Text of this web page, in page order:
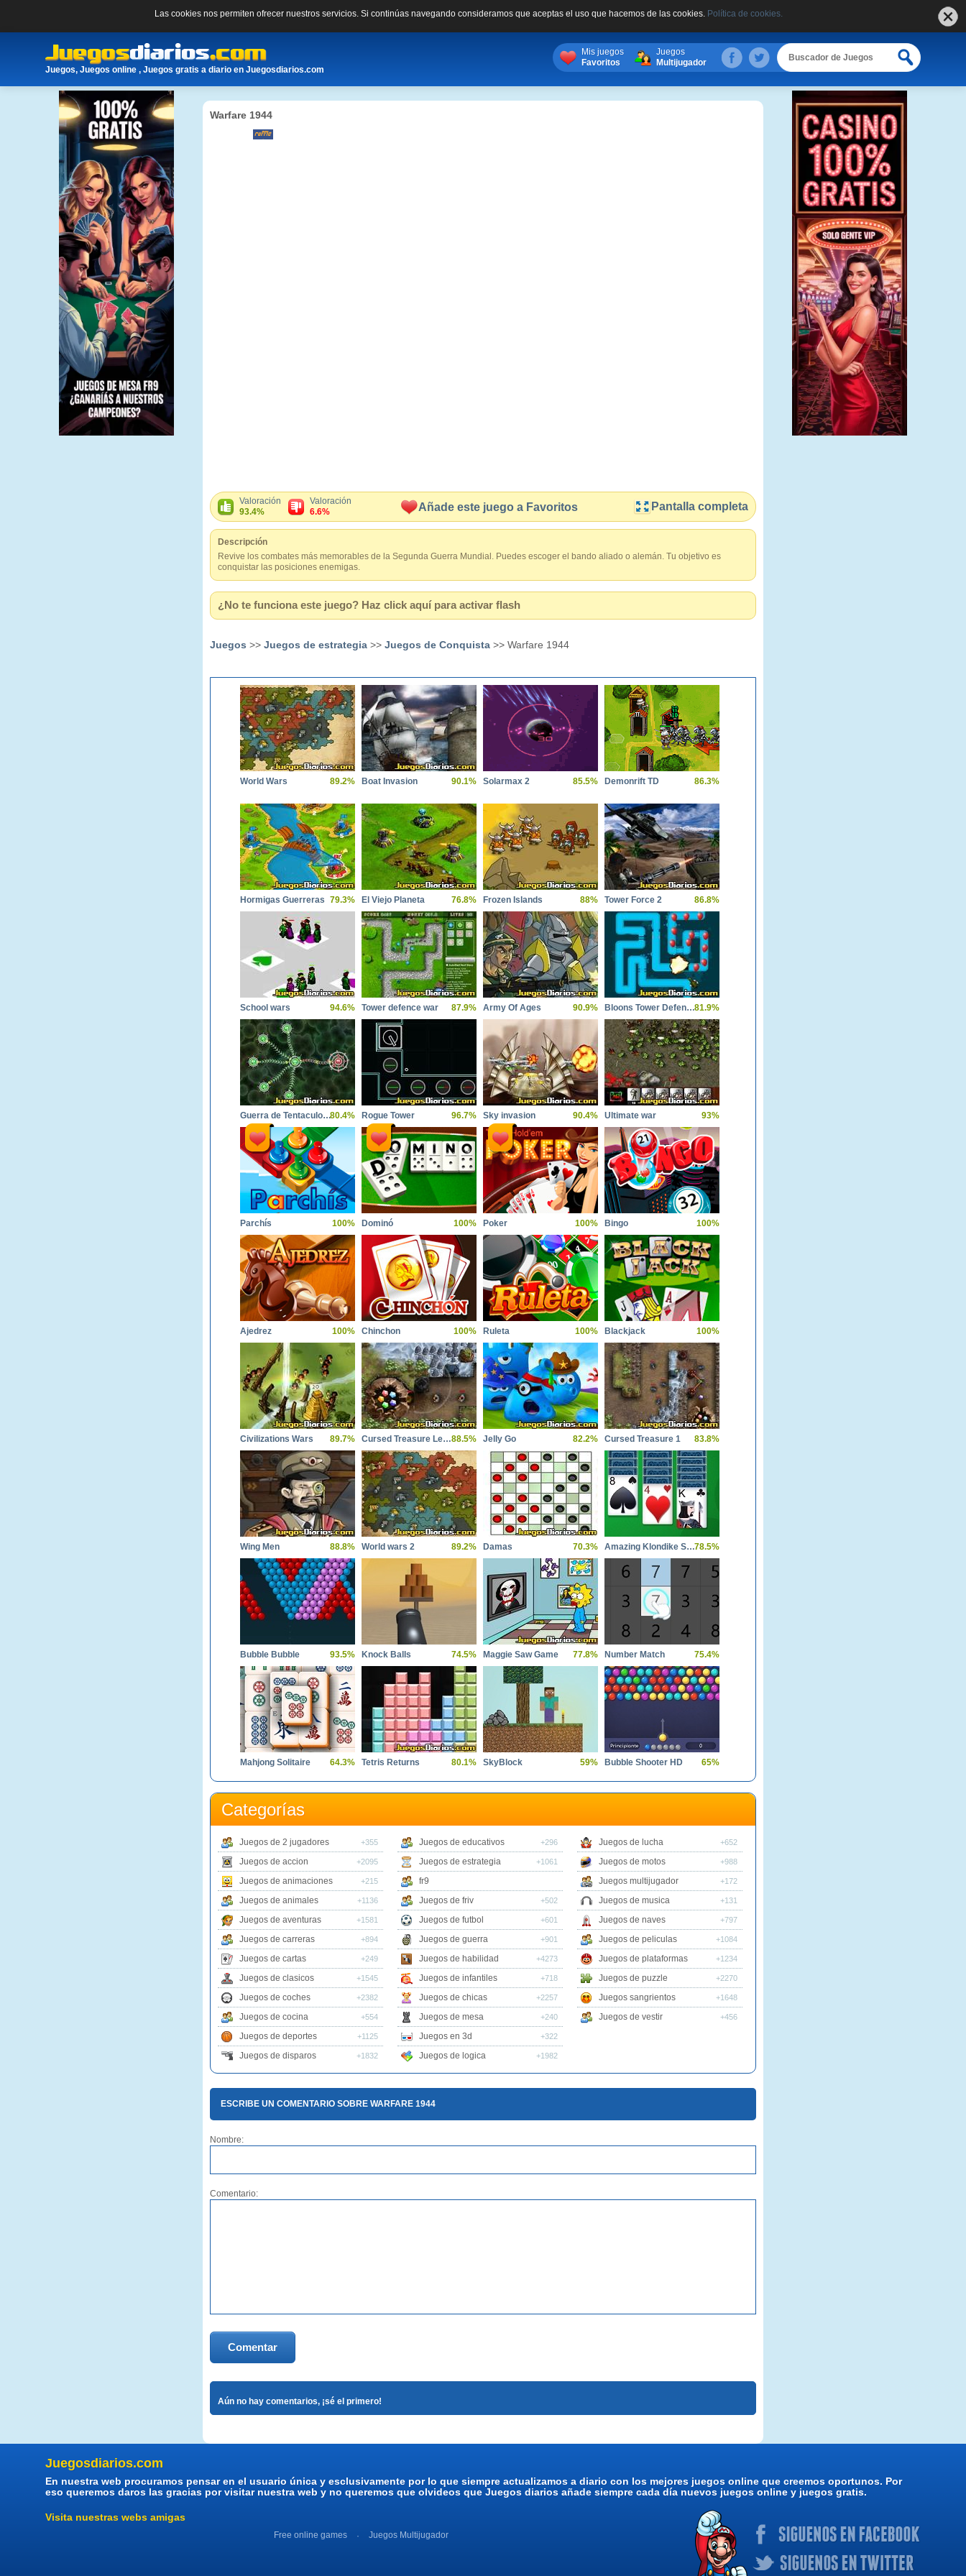
Las cookies nos permiten ofrecer nuestros servicios. Si continúas navegando consideramos que aceptas el uso que hacemos de las cookies. Política de cookies.
Juegos, Juegos online , Juegos gratis a diario en Juegosdiarios.com
Mis juegos
Favoritos
Juegos
Multijugador
Warfare 1944
Valoración
93.4%
Valoración
6.6%
Añade este juego a Favoritos Pantalla completa
Descripción
Revive los combates más memorables de la Segunda Guerra Mundial. Puedes escoger el bando aliado o alemán. Tu objetivo es
conquistar las posiciones enemigas.
¿No te funciona este juego? Haz click aquí para activar flash
Juegos >> Juegos de estrategia >> Juegos de Conquista >> Warfare 1944
World Wars 89.2% Boat Invasion 90.1% Solarmax 2 85.5% Demonrift TD 86.3%
Hormigas Guerreras 79.3% El Viejo Planeta 76.8% Frozen Islands 88% Tower Force 2 86.8%
School wars 94.6% Tower defence war 87.9% Army Of Ages 90.9% Bloons Tower Defence 381.9%
Guerra de Tentaculos 280.4% Rogue Tower 96.7% Sky invasion 90.4% Ultimate war 93%
Parchís 100% Dominó 100% Poker 100% Bingo 100%
Ajedrez 100% Chinchon 100% Ruleta 100% Blackjack 100%
Civilizations Wars 89.7% Cursed Treasure Level Pack88.5% Jelly Go 82.2% Cursed Treasure 1 83.8%
Wing Men 88.8% World wars 2 89.2% Damas 70.3% Amazing Klondike Solitaire78.5%
Bubble Bubble 93.5% Knock Balls 74.5% Maggie Saw Game 77.8% Number Match 75.4%
Mahjong Solitaire 64.3% Tetris Returns 80.1% SkyBlock 59% Bubble Shooter HD 65%
Categorías
Juegos de 2 jugadores +355
Juegos de accion +2095
Juegos de animaciones +215
Juegos de animales +1136
Juegos de aventuras +1581
Juegos de carreras +894
Juegos de cartas +249
Juegos de clasicos +1545
Juegos de coches +2382
Juegos de cocina +554
Juegos de deportes +1125
Juegos de disparos +1832
Juegos de educativos +296
Juegos de estrategia +1061
fr9
Juegos de friv
+502
Juegos de futbol +601
Juegos de guerra +901
Juegos de habilidad +4273
Juegos de infantiles +718
Juegos de chicas +2257
Juegos de mesa +240
Juegos en 3d +322
Juegos de logica +1982
Juegos de lucha +652
Juegos de motos +988
Juegos multijugador +172
Juegos de musica +131
Juegos de naves +797
Juegos de peliculas +1084
Juegos de plataformas +1234
Juegos de puzzle +2270
Juegos sangrientos +1648
Juegos de vestir +456
ESCRIBE UN COMENTARIO SOBRE WARFARE 1944
Nombre:
Comentario:
Comentar
Aún no hay comentarios, ¡sé el primero!
Juegosdiarios.com
En nuestra web procuramos pensar en el usuario única y esclusivamente por lo que siempre actualizamos a diario con los mejores juegos online que creemos oportunos. Por
eso queremos daros las gracias por visitar nuestra web y no queremos que olvideos que Juegos diarios añade siempre cada día nuevos juegos online y juegos gratis.
Visita nuestras webs amigas
Free online games Juegos Multijugador